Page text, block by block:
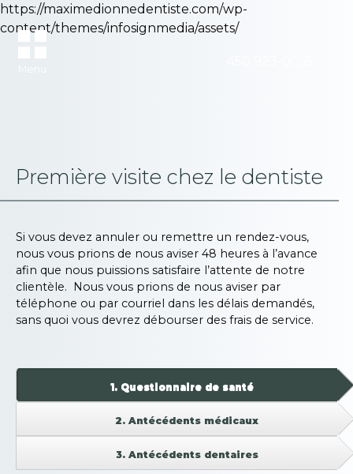
https://maximedionnedentiste.com/wp-
content/themes/infosignmedia/assets/
Première visite chez le dentiste
Si vous devez annuler ou remettre un rendez-vous,
nous vous prions de nous aviser 48 heures à l’avance
afin que nous puissions satisfaire l’attente de notre
clientèle. Nous vous prions de nous aviser par
téléphone ou par courriel dans les délais demandés,
sans quoi vous devrez débourser des frais de service.
1.Questionnaire de santé
2. Antécédents médicaux
3.Antécédents dentaires